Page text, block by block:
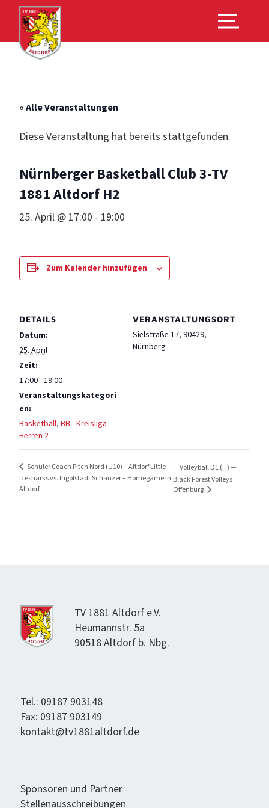
« Alle Veranstaltungen
Diese Veranstaltung hat bereits stattgefunden.
Nürnberger Basketball Club 3‑TV
1881 Altdorf H2
25. April @ 17:00 - 19:00
Zum Kalender hinzufügen
DETAILS
Datum:
25. April
Zeit:
17:00 - 19:00
Veranstaltungskategori
en:
Basketball, BB - Kreisliga
Herren 2
VERANSTALTUNGSORT
Sielstraße 17, 90429,
Nürnberg
Schüler Coach Pitch Nord (U10) – Altdorf Little
Icesharks vs. Ingolstadt Schanzer – Homegame in
Altdorf
Volleyball D1 (H) —
Black Forest Volleys
Offenburg
TV 1881 Alt­dorf e.V.
Heumannstr. 5a
90518 Alt­dorf b. Nbg.
Tel.: 09187 903148
Fax: 09187 903149
kontakt@tv1881altdorf.de
Spon­soren und Partner
Stel­lenauss­chrei­bun­gen